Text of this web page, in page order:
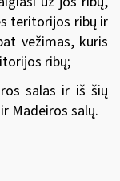
teritorijos ribų ir
vežimas, kuris
ribų;
salas ir iš šių
Madeiros salų.